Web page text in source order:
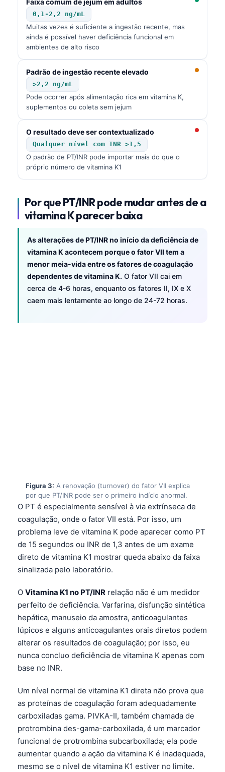
Faixa comum de jejum em adultos
0,1-2,2 ng/mL
Muitas vezes é suficiente a ingestão recente, mas
ainda é possível haver deficiência funcional em
ambientes de alto risco
Padrão de ingestão recente elevado
>2,2 ng/mL
Pode ocorrer após alimentação rica em vitamina K,
suplementos ou coleta sem jejum
O resultado deve ser contextualizado
Qualquer nível com INR >1,5
O padrão de PT/INR pode importar mais do que o
próprio número de vitamina K1
Por que PT/INR pode mudar antes de a
vitamina K parecer baixa
As alterações de PT/INR no início da deficiência de
vitamina K acontecem porque o fator VII tem a
menor meia-vida entre os fatores de coagulação
dependentes de vitamina K. O fator VII cai em
cerca de 4-6 horas, enquanto os fatores II, IX e X
caem mais lentamente ao longo de 24-72 horas.
O PT é especialmente sensível à via extrínseca de
coagulação, onde o fator VII está. Por isso, um
problema leve de vitamina K pode aparecer como PT
de 15 segundos ou INR de 1,3 antes de um exame
direto de vitamina K1 mostrar queda abaixo da faixa
sinalizada pelo laboratório.
perfeito de deficiência. Varfarina, disfunção sintética
hepática, manuseio da amostra, anticoagulantes
lúpicos e alguns anticoagulantes orais diretos podem
alterar os resultados de coagulação; por isso, eu
nunca concluo deficiência de vitamina K apenas com
base no INR.
as proteínas de coagulação foram adequadamente
carboxiladas gama. PIVKA-II, também chamada de
protrombina des-gama-carboxilada, é um marcador
funcional de protrombina subcarboxilada; ela pode
aumentar quando a ação da vitamina K é inadequada,
mesmo se o nível de vitamina K1 estiver no limite.